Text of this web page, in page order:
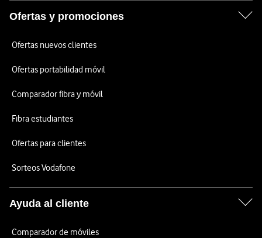
Ofertas y promociones
Ofertas nuevos clientes
Ofertas portabilidad móvil
Comparador fibra y móvil
Fibra estudiantes
Ofertas para clientes
Sorteos Vodafone
Ayuda al cliente
Comparador de móviles